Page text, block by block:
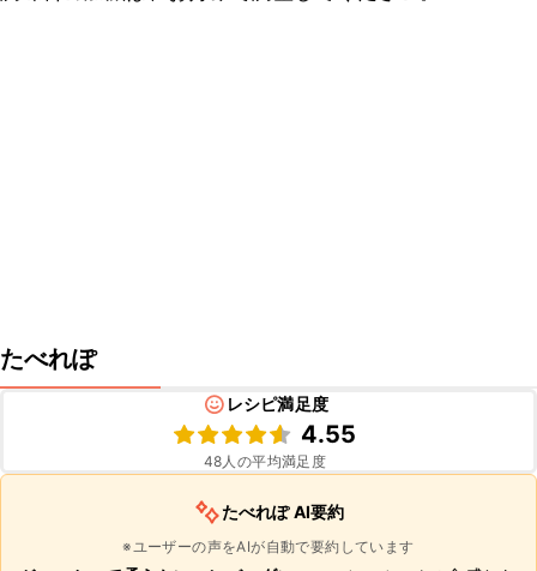
たべれぽ
レシピ満足度
4.55
48人の平均満足度
たべれぽ AI要約
※ユーザーの声をAIが自動で要約しています